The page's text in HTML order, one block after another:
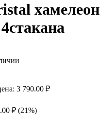
хамелеон
3 790.00 ₽
₽ (21%)